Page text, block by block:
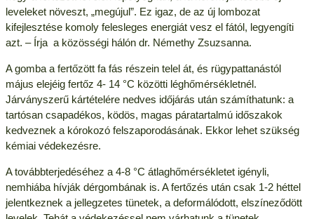
leveleket növeszt, „megújul”. Ez igaz, de az új lombozat
kifejlesztése komoly felesleges energiát vesz el fától, legyengíti
azt. – Írja a közösségi hálón dr. Némethy Zsuzsanna.
A gomba a fertőzött fa fás részein telel át, és rügypattanástól
május elejéig fertőz 4- 14 °C közötti léghőmérsékletnél.
Járványszerű kártételére nedves időjárás után számíthatunk: a
tartósan csapadékos, ködös, magas páratartalmú időszakok
kedveznek a kórokozó felszaporodásának. Ekkor lehet szükség
kémiai védekezésre.
A továbbterjedéséhez a 4-8 °C átlaghőmérsékletet igényli,
nemhiába hívják dérgombának is. A fertőzés után csak 1-2 héttel
jelentkeznek a jellegzetes tünetek, a deformálódott, elszíneződött